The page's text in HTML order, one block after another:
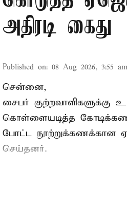
அதிரடி கைது
Published on: 08 Aug 2026, 3:55 am
சென்னை,
சைபர்
கொள்ளையடித்த
போட்ட நூற்றுக்கணக்கான
செய்தனர்.